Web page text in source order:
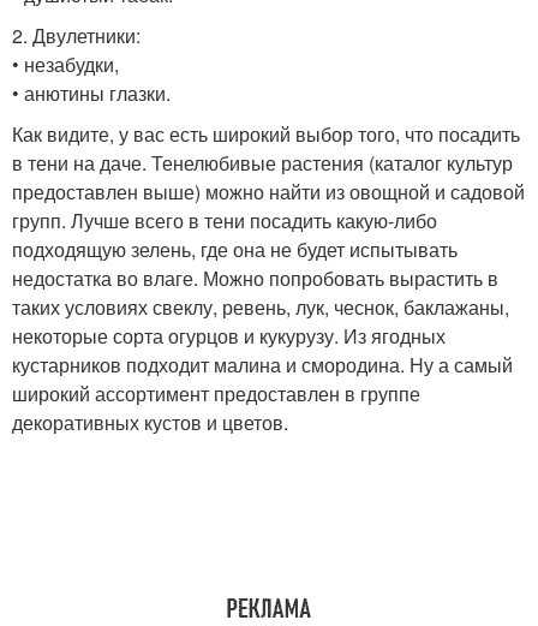
2. Двулетники:
• незабудки,
• анютины глазки.
Как видите, у вас есть широкий выбор того, что посадить
в тени на даче. Тенелюбивые растения (каталог культур
предоставлен выше) можно найти из овощной и садовой
групп. Лучше всего в тени посадить какую-либо
подходящую зелень, где она не будет испытывать
недостатка во влаге. Можно попробовать вырастить в
таких условиях свеклу, ревень, лук, чеснок, баклажаны,
некоторые сорта огурцов и кукурузу. Из ягодных
кустарников подходит малина и смородина. Ну а самый
широкий ассортимент предоставлен в группе
декоративных кустов и цветов.